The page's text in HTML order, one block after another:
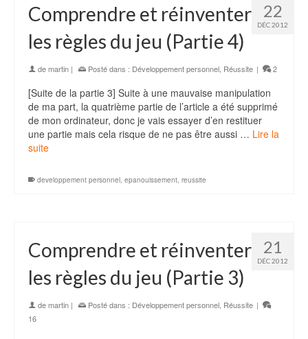
22
DÉC 2012
Comprendre et réinventer
les règles du jeu (Partie 4)
demartin | Posté dans : Développement personnel Réussite | 2
[Suite de la partie 3] Suite à une mauvaise manipulation
de ma part, la quatrième partie de l’article a été supprimé
de mon ordinateur, donc je vais essayer d’en restituer
une partie mais cela risque de ne pas être aussi … Lire la
suite
developpement personnel, epanouissement, reussite
21
DÉC 2012
Comprendre et réinventer
les règles du jeu (Partie 3)
demartin | Posté dans : Développement personnel Réussite |
16